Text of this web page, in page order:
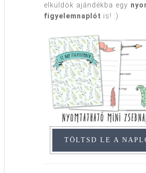
elküldök ajándékba egy
figyelemnaplót is! :)
TÖLTSD LE A